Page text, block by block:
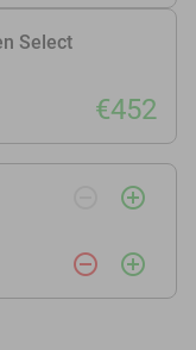
Select
€452
add_circle_outline
remove_circle_outline add_circle_outline